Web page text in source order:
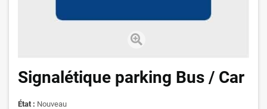
Signalétique parking Bus / Car
État : Nouveau